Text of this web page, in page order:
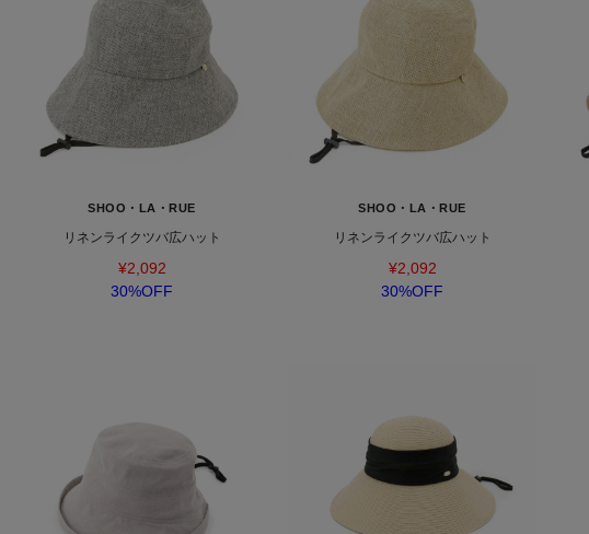
SHOO・LA・RUE
リネンライクツバ広ハット
¥2,092
30%OFF
SHOO・LA・RUE
リネンライクツバ広ハット
¥2,092
30%OFF